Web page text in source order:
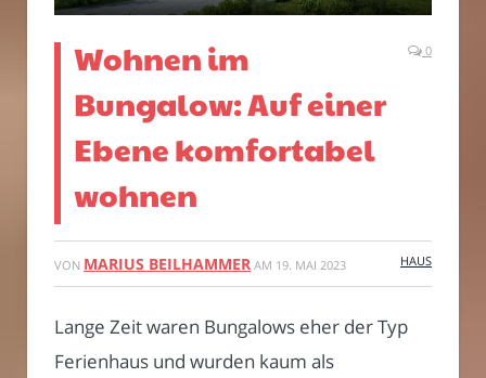
Wohnen im
Bungalow: Auf einer
Ebene komfortabel
wohnen
0
VON MARIUS BEILHAMMER AM 19. MAI 2023 HAUS
Lange Zeit waren Bungalows eher der Typ
Ferienhaus und wurden kaum als